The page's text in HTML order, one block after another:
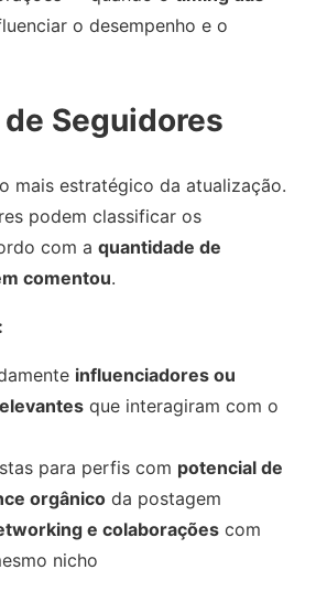
o desempenho e o
Seguidores
mais estratégico da atualização.
podem classificar os
com a quantidade de
comentou.
influenciadores ou
que interagiram com o
para perfis com potencial de
orgânico da postagem
e colaborações com
nicho